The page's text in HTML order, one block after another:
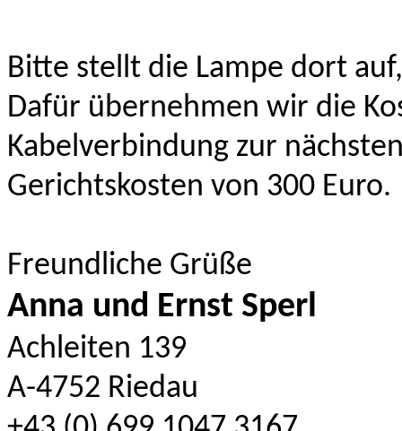
Bitte stellt die Lampe dort
Dafür übernehmen wir die
Kabelverbindung zur
Gerichtskosten von 300 Euro.
Freundliche Grüße
Anna und Ernst Sperl
Achleiten 139
A-4752 Riedau